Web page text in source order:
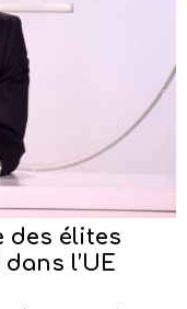
des élites
l’UE